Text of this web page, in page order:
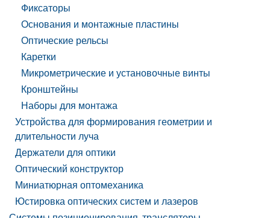
Фиксаторы
Основания и монтажные пластины
Оптические рельсы
Каретки
Микрометрические и установочные винты
Кронштейны
Наборы для монтажа
Устройства для формирования геометрии и
длительности луча
Держатели для оптики
Оптический конструктор
Миниатюрная оптомеханика
Юстировка оптических систем и лазеров